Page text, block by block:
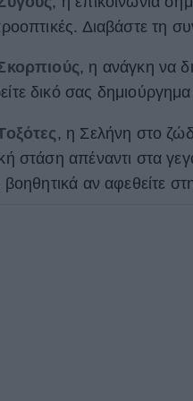
Διαβάστε τη
, η ανάγκη να
δικό σας
, η Σελήνη στο
στάση απέναντι στα
βοηθητικά αν αφεθείτε